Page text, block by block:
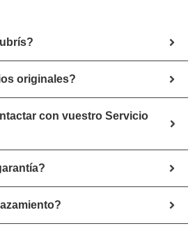
originales?
con vuestro Servicio